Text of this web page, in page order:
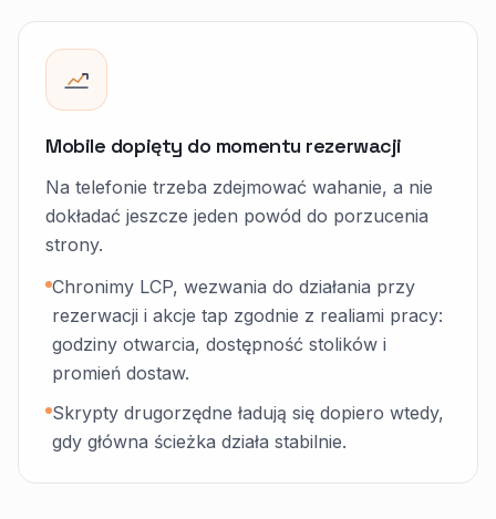
Mobile dopięty do momentu rezerwacji
Na telefonie trzeba zdejmować wahanie, a nie
dokładać jeszcze jeden powód do porzucenia
strony.
Chronimy LCP, wezwania do działania przy
rezerwacji i akcje tap zgodnie z realiami pracy:
godziny otwarcia, dostępność stolików i
promień dostaw.
Skrypty drugorzędne ładują się dopiero wtedy,
gdy główna ścieżka działa stabilnie.